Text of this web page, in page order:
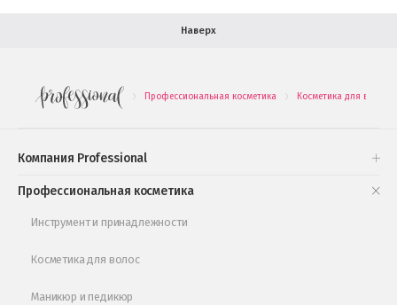
Наверх
. Профессиональная косметика . Косметика для волос
Компания Professional
Профессиональная косметика
Инструмент и принадлежности
Косметика для волос
Маникюр и педикюр
Подарочные наборы
Обучающее видео